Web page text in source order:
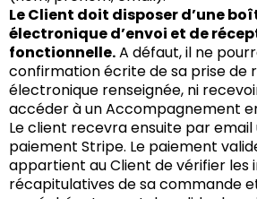
Le Client doit disposer d’une
électronique d’envoi et de
fonctionnelle.A défaut, il ne
confirmation écrite de sa prise de
électronique renseignée, ni
accéder à un Accompagnement
Le client recevra ensuite par email
paiement Stripe. Le paiement
appartient au Client de vérifier les
récapitulatives de sa commande